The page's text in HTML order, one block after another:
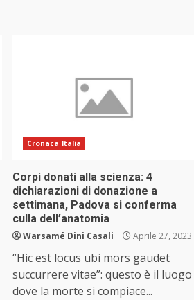
Cronaca Italia
Corpi donati alla scienza: 4
dichiarazioni di donazione a
settimana, Padova si conferma
culla dell’anatomia
Warsamé Dini Casali Aprile 27, 2023
“Hic est locus ubi mors gaudet
succurrere vitae”: questo è il luogo
dove la morte si compiace...